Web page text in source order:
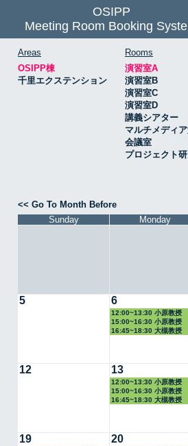
OSIPP
Meeting Room Booking
Areas
OSIPP棟
千里エクステンション
Rooms
演習室A
演習室B
演習室C
演習室D
講義シアター
マルチメディ
会議室
プロジェクト
<< Go To Month Before
Sunday
Monday
5 6
12:00~13:30 小原教授
15:00~16:30 小原教授
16:45~18:30 大槻教授
12 13
12:00~13:30 小原教授
15:00~16:30 小原教授
16:45~18:30 大槻教授
19 20